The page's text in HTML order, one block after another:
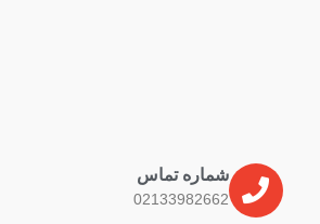
شماره تماس
02133982662